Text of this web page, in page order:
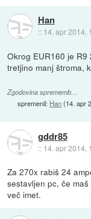
Han
:: 14. apr 2014,
Okrog EUR160 je
tretjino manj štroma,
Zgodovina sprememb…
spremenil: Han(14. apr
gddr85
:: 14. apr 2014,
Za 270x rabiš 24
sestavljen pc, če
več imet.